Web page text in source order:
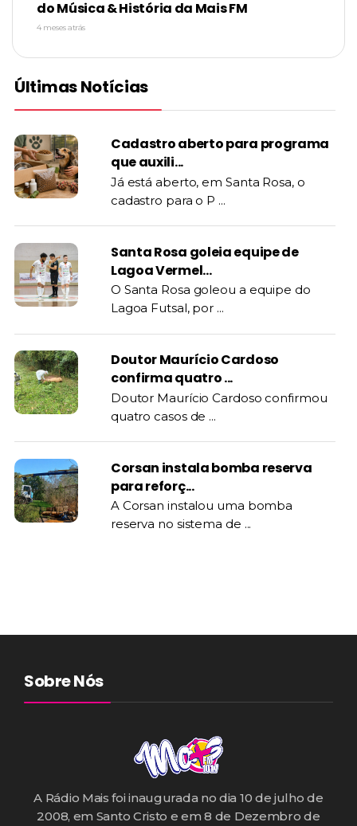
do Música & História da Mais FM
4 meses atrás
Últimas Notícias
Cadastro aberto para programa
que auxili...
Já está aberto, em Santa Rosa, o
cadastro para o P ...
Santa Rosa goleia equipe de
Lagoa Vermel...
O Santa Rosa goleou a equipe do
Lagoa Futsal, por ...
Doutor Maurício Cardoso
confirma quatro ...
Doutor Maurício Cardoso confirmou
quatro casos de ...
Corsan instala bomba reserva
para reforç...
A Corsan instalou uma bomba
reserva no sistema de ...
Sobre Nós
A Rádio Mais foi inaugurada no dia 10 de julho de
2008, em Santo Cristo e em 8 de Dezembro de